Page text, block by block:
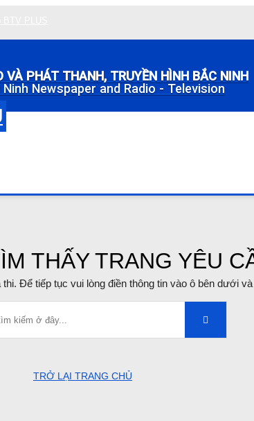
VÀ PHÁT THANH, TRUYỀN HÌNH BẮC NINH
Ninh Newspaper and Radio - Television
THẤY TRANG YÊU
Để tiếp tục vui lòng điền thông tin vào ô bên dưới
TRỞ LẠI TRANG CHỦ